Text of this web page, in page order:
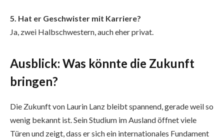
5. Hat er Geschwister mit Karriere?
Ja, zwei Halbschwestern, auch eher privat.
Ausblick: Was könnte die Zukunft
bringen?
Die Zukunft von Laurin Lanz bleibt spannend, gerade weil so
wenig bekannt ist. Sein Studium im Ausland öffnet viele
Türen und zeigt, dass er sich ein internationales Fundament